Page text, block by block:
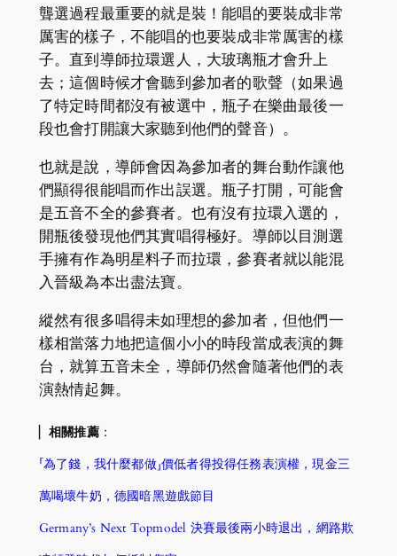
聾選過程最重要的就是裝！能唱的要裝成非常
厲害的樣子，不能唱的也要裝成非常厲害的樣
子。直到導師拉環選人，大玻璃瓶才會升上
去；這個時候才會聽到參加者的歌聲（如果過
了特定時間都沒有被選中，瓶子在樂曲最後一
段也會打開讓大家聽到他們的聲音）。
也就是說，導師會因為參加者的舞台動作讓他
們顯得很能唱而作出誤選。瓶子打開，可能會
是五音不全的參賽者。也有沒有拉環入選的，
開瓶後發現他們其實唱得極好。導師以目測選
手擁有作為明星料子而拉環，參賽者就以能混
入晉級為本出盡法寶。
縱然有很多唱得未如理想的參加者，但他們一
樣相當落力地把這個小小的時段當成表演的舞
台，就算五音未全，導師仍然會隨著他們的表
演熱情起舞。
▏相關推薦：
「為了錢，我什麼都做」價低者得投得任務表演權，現金三
萬喝壞牛奶，德國暗黑遊戲節目
Germany’s Next Topmodel 決賽最後兩小時退出，網路欺